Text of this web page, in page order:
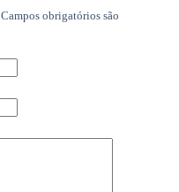
Campos obrigatórios são